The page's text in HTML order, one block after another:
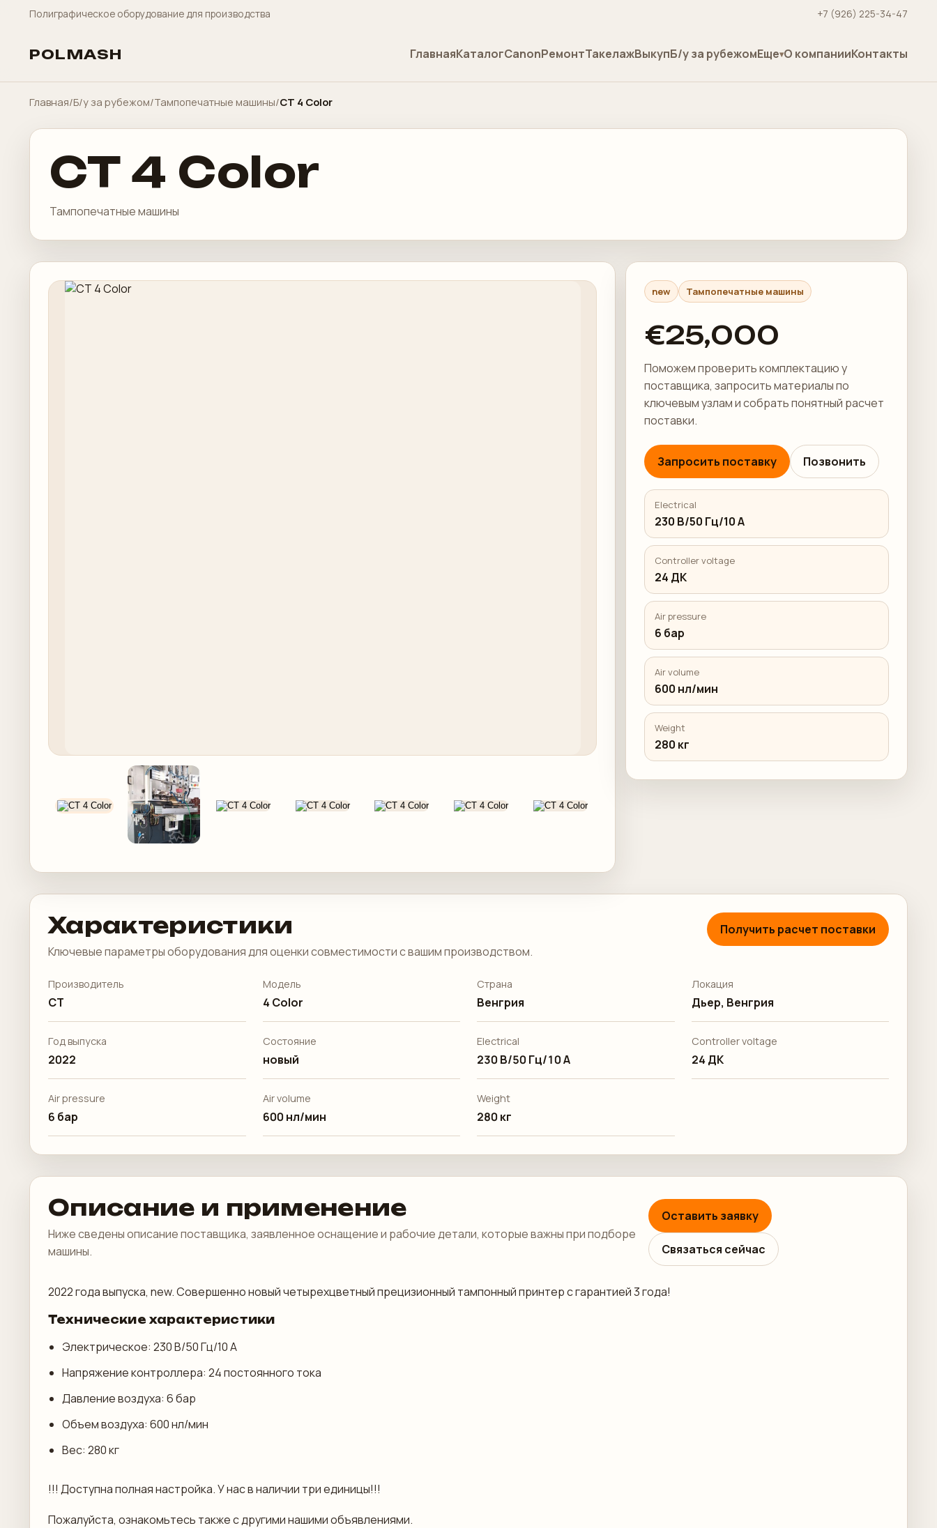
Полиграфическое оборудование для производства +7 (926) 225-34-47
POLMASH ГлавнаяКаталогCanonРемонтТакелажВыкупБ/у за рубежомЕще О компанииКонтакты
Главная/Б/у за рубежом/Тампопечатные машины/CT 4 Color
CT 4 Color
Тампопечатные машины
new Тампопечатные машины
€25,000
Поможем проверить комплектацию у
поставщика, запросить материалы по
ключевым узлам и собрать понятный расчет
поставки.
Запросить поставку Позвонить
Electrical
230 В/50 Гц/10 А
Controller voltage
24 ДК
Air pressure
6 бар
Air volume
600 нл/мин
Weight
280 кг
Характеристики
Ключевые параметры оборудования для оценки совместимости с вашим производством.
Получить расчет поставки
Производитель
CT
Модель
4 Color
Страна
Венгрия
Локация
Дьер, Венгрия
Год выпуска
2022
Состояние
новый
Electrical
230 В/50 Гц/10 А
Controller voltage
24 ДК
Air pressure
6 бар
Air volume
600 нл/мин
Weight
280 кг
Описание и применение
Ниже сведены описание поставщика, заявленное оснащение и рабочие детали, которые важны при подборе
машины.
Оставить заявку
Связаться сейчас
2022 года выпуска, new. Совершенно новый четырехцветный прецизионный тампонный принтер с гарантией 3 года!
Технические характеристики
Электрическое: 230 В/50 Гц/10 А
Напряжение контроллера: 24 постоянного тока
Давление воздуха: 6 бар
Объем воздуха: 600 нл/мин
Вес: 280 кг
!!! Доступна полная настройка. У нас в наличии три единицы!!!
Пожалуйста, ознакомьтесь также с другими нашими объявлениями.